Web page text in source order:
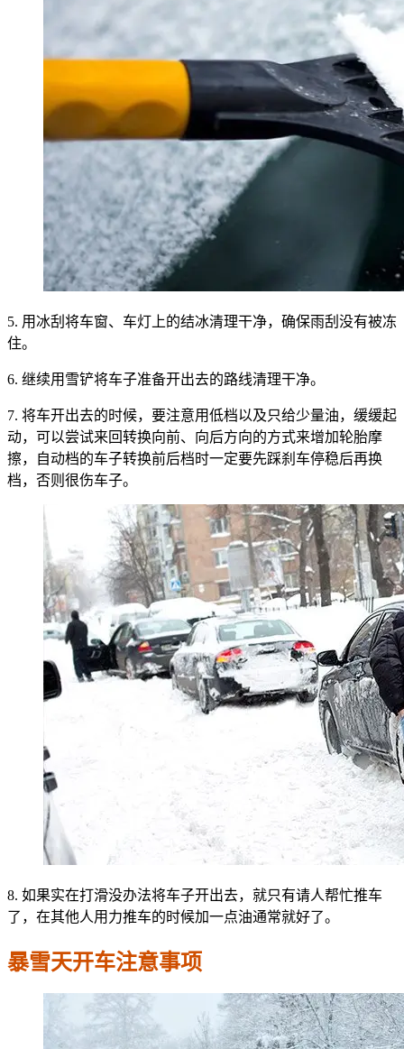
5. 用冰刮将车窗、车灯上的结冰清理干净，确保雨刮没有被冻
住。
6. 继续用雪铲将车子准备开出去的路线清理干净。
7. 将车开出去的时候，要注意用低档以及只给少量油，缓缓起
动，可以尝试来回转换向前、向后方向的方式来增加轮胎摩
擦，自动档的车子转换前后档时一定要先踩刹车停稳后再换
档，否则很伤车子。
8. 如果实在打滑没办法将车子开出去，就只有请人帮忙推车
了，在其他人用力推车的时候加一点油通常就好了。
暴雪天开车注意事项